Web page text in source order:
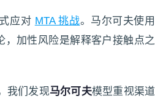
应对 MTA 挑战。马尔可夫使用
，加性风险是解释客户接触点之
我们发现马尔可夫模型重视渠道